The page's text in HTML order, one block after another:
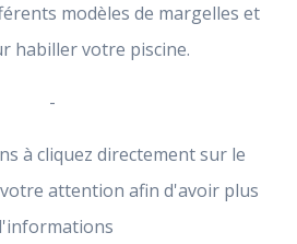
modèles de margelles et
habiller votre piscine.
-
à cliquez directement sur le
attention afin d'avoir plus